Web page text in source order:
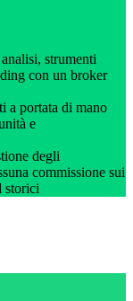
strumenti
con un broker
a portata di mano
e
degli
commissione sui
storici